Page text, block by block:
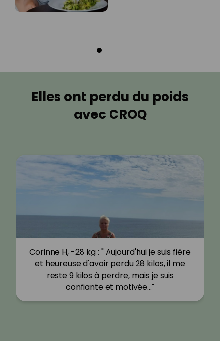
Elles ont perdu du poids
avec CROQ
Corinne H, -28 kg : " Aujourd'hui je suis fière
et heureuse d'avoir perdu 28 kilos, il me
reste 9 kilos à perdre, mais je suis
confiante et motivée…"